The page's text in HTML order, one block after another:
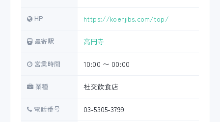
HP https://koenjibs.com/top/
最寄駅 高円寺
営業時間 10:00 〜 00:00
業種 社交飲食店
電話番号 03-5305-3799